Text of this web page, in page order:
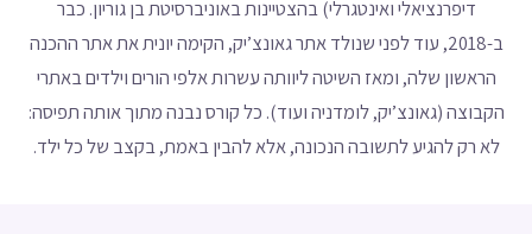
דיפרנציאלי ואינטגרלי) בהצטיינות באוניברסיטת בן גוריון. כבר
ב-2018, עוד לפני שנולד אתר גאונצ’יק, הקימה יונית את אתר ההכנה
הראשון שלה, ומאז השיטה ליוותה עשרות אלפי הורים וילדים באתרי
הקבוצה (גאונצ’יק, לומדניה ועוד). כל קורס נבנה מתוך אותה תפיסה:
לא רק להגיע לתשובה הנכונה, אלא להבין באמת, בקצב של כל ילד.